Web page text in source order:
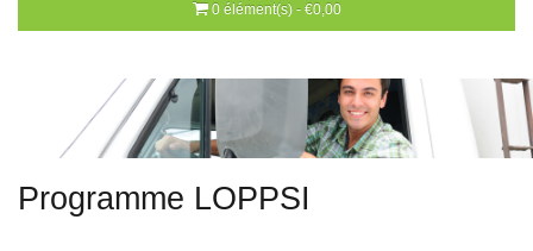
0 élément(s) - €0,00
Programme LOPPSI